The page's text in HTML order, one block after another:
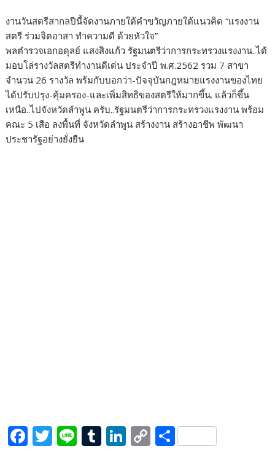
งานวันสตรีสากลปีนี้จัดงานภายใต้คำขวัญภายใต้แนวคิด “แรงงาน
สตรี ร่วมจิตอาสา ทำความดี ด้วยหัวใจ”
พลตำรวจเอกอดุลย์ แสงสิงแก้ว รัฐมนตรีว่าการกระทรวงแรงงาน..ได้
มอบโล่รางวัลสตรีทำงานดีเด่น ประจำปี พ.ศ.2562 รวม 7 สาขา
จำนวน 26 รางวัล พร้มกับบอกว่า-ปัจจุบันกฎหมายแรงงานของไทย
ได้ปรับปรุง-คุ้มครอง-และเพิ่มสิทธิของสตรีให้มากขึ้น. แล้วก็ขึ้น
เหนือ..ไปจังหวัดลำพูน ครับ..รัฐมนตรีว่าการกระทรวงแรงงาน พร้อม
คณะ 5 เสือ ลงพื้นที่ จังหวัดลำพูน สร้างงาน สร้างอาชีพ พัฒนา
ประชารัฐอย่างยั่งยืน
F T Li T Li C S